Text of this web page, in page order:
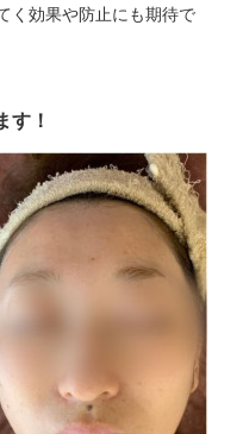
く効果や防止にも期待で
す！